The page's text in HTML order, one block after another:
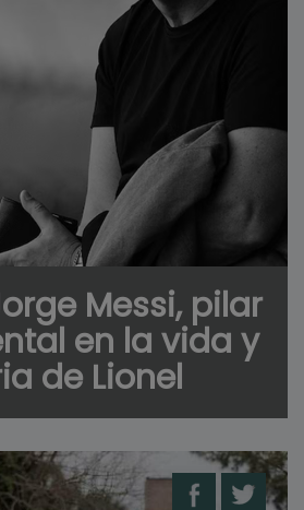
Messi, pilar
en la vida y
de Lionel